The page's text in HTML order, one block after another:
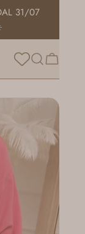
31/07
Carrello